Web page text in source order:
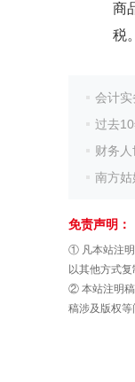
商
税。
会计
过去
财务人
南方姑
免责声明：
① 凡本站注明
以其他方式
② 本站注明稿
稿涉及版权等